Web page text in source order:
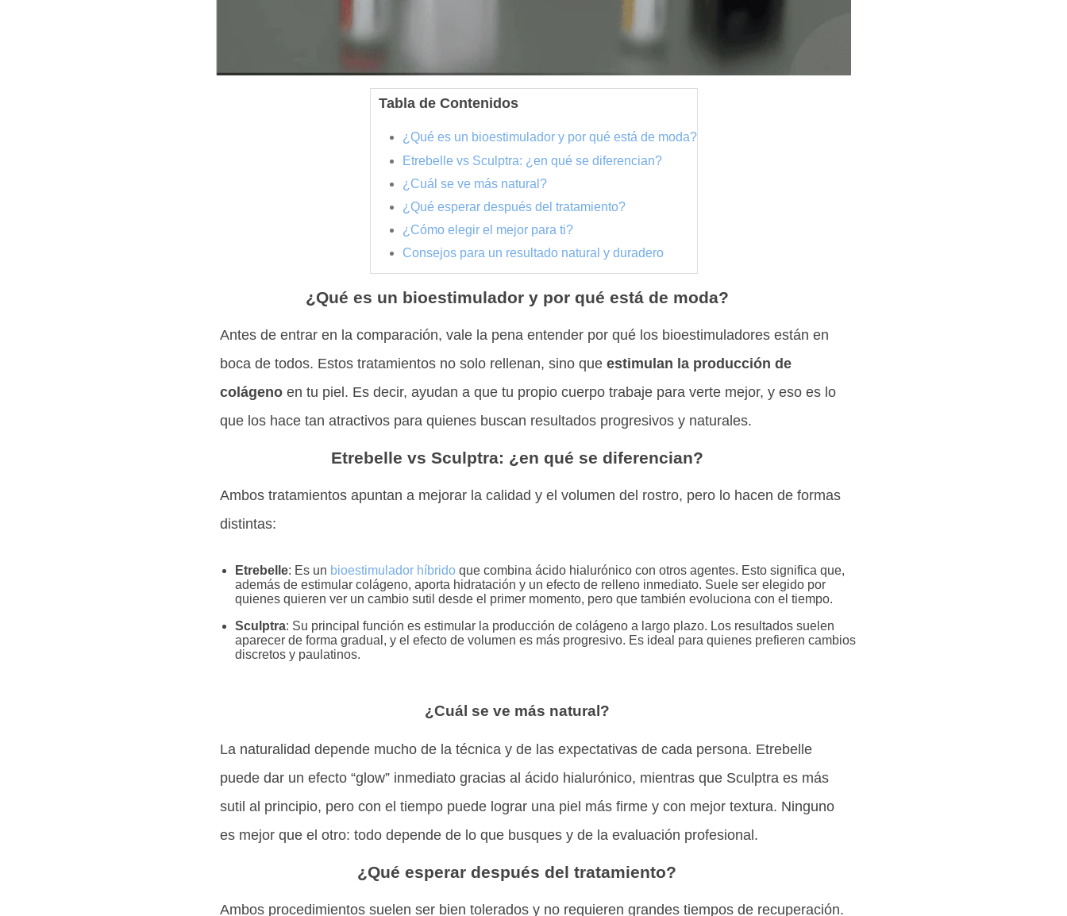
Tabla de Contenidos
¿Qué es un bioestimulador y por qué está de moda?
Etrebelle vs Sculptra: ¿en qué se diferencian?
¿Cuál se ve más natural?
¿Qué esperar después del tratamiento?
¿Cómo elegir el mejor para ti?
Consejos para un resultado natural y duradero
¿Qué es un bioestimulador y por qué está de moda?
Antes de entrar en la comparación, vale la pena entender por qué los bioestimuladores están en
boca de todos. Estos tratamientos no solo rellenan, sino que estimulan la producción de
colágenoen tu piel. Es decir, ayudan a que tu propio cuerpo trabaje para verte mejor, y eso es lo
que los hace tan atractivos para quienes buscan resultados progresivos y naturales.
Etrebelle vs Sculptra: ¿en qué se diferencian?
Ambos tratamientos apuntan a mejorar la calidad y el volumen del rostro, pero lo hacen de formas
distintas:
Etrebelle: Es un bioestimulador híbrido que combina ácido hialurónico con otros agentes. Esto significa que,
además de estimular colágeno, aporta hidratación y un efecto de relleno inmediato. Suele ser elegido por
quienes quieren ver un cambio sutil desde el primer momento, pero que también evoluciona con el tiempo.
Sculptra: Su principal función es estimular la producción de colágeno a largo plazo. Los resultados suelen
aparecer de forma gradual, y el efecto de volumen es más progresivo. Es ideal para quienes prefieren cambios
discretos y paulatinos.
¿Cuál se ve más natural?
La naturalidad depende mucho de la técnica y de las expectativas de cada persona. Etrebelle
puede dar un efecto “glow” inmediato gracias al ácido hialurónico, mientras que Sculptra es más
sutil al principio, pero con el tiempo puede lograr una piel más firme y con mejor textura. Ninguno
es mejor que el otro: todo depende de lo que busques y de la evaluación profesional.
¿Qué esperar después del tratamiento?
Ambos procedimientos suelen ser bien tolerados y no requieren grandes tiempos de recuperación.